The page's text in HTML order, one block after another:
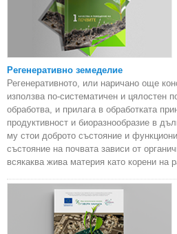
Регенеративно земеделие
Регенеративното, или наричано още
използва по-систематичен и цялостен
обработва, и прилага в обработката
продуктивност и биоразнообразие в
му стои доброто състояние и
състояние на почвата зависи от
всякаква жива материя като корени на